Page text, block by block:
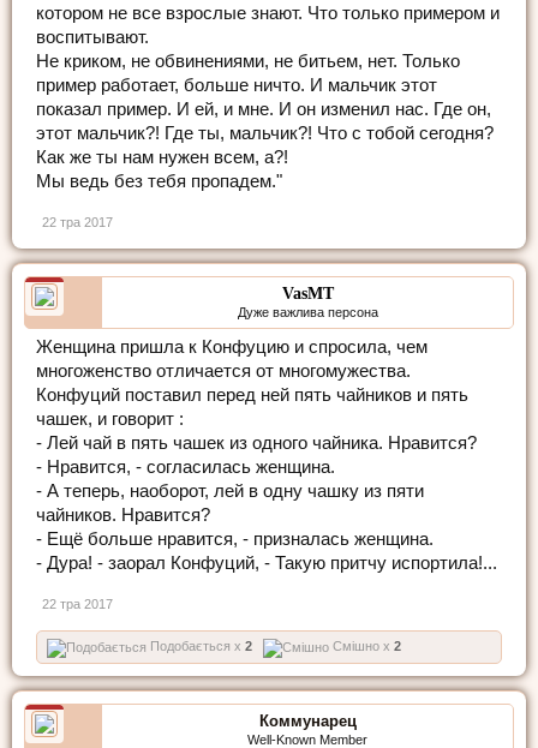
котором не все взрослые знают. Что только примером и
воспитывают.
Не криком, не обвинениями, не битьем, нет. Только
пример работает, больше ничто. И мальчик этот
показал пример. И ей, и мне. И он изменил нас. Где он,
этот мальчик?! Где ты, мальчик?! Что с тобой сегодня?
Как же ты нам нужен всем, а?!
Мы ведь без тебя пропадем."
22 тра 2017
VasMT
Дуже важлива персона
Женщина пришла к Конфуцию и спросила, чем
многоженство отличается от многомужества.
Конфуций поставил перед ней пять чайников и пять
чашек, и говорит :
- Лей чай в пять чашек из одного чайника. Нравится?
- Нравится, - согласилась женщина.
- А теперь, наоборот, лей в одну чашку из пяти
чайников. Нравится?
- Ещё больше нравится, - призналась женщина.
- Дура! - заорал Конфуций, - Такую притчу испортила!...
22 тра 2017
Подобається x 2 Смішно x 2
Коммунарец
Well-Known Member